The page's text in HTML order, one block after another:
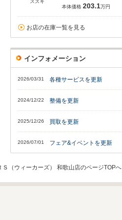
スズキ
本体価格 203.1万円
お店の在庫一覧を見る
インフォメーション
2026/03/31 各種サービスを更新
2024/12/22 整備を更新
2025/12/26 買取を更新
2026/07/01 フェア&イベントを更新
Ｓ（ウィーカーズ） 和歌山店のページTOPへ